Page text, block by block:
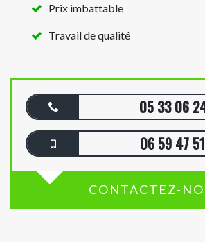
Prix imbattable
Travail de qualité
05 33 06
06 59 47
CONTACTEZ-